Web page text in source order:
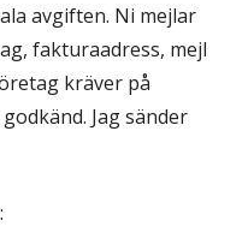
avgiften. Ni mejlar
fakturaadress, mejl
kräver på
Jag sänder